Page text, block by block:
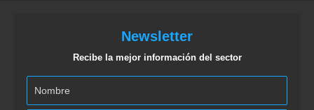
Newsletter
Recibe la mejor información del sector